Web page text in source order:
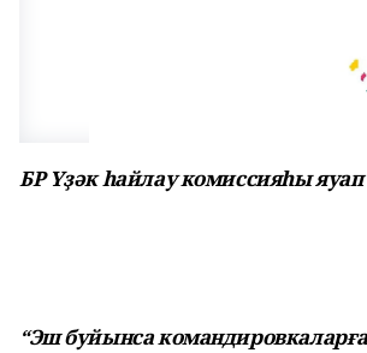
БР Үҙәк һайлау комиссияһы
“Эш буйынса